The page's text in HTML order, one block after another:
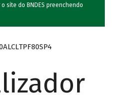
site do BNDES preenchendo